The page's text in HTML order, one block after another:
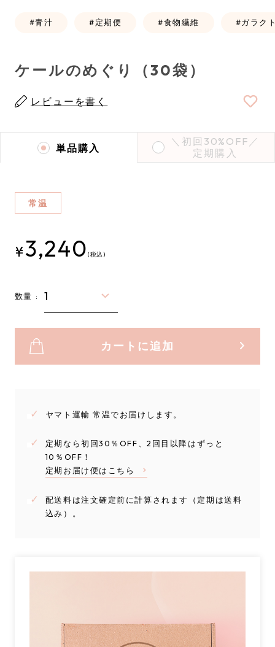
青汁 定期便 食物繊維 ガラク
ケールのめぐり（30袋）
レビューを書く
単品購入
＼初回30%OFF／
定期購入
常温
3,240 (税込)
数量 :
カートに追加
ヤマト運輸 常温でお届けします。
定期なら初回30％OFF、2回目以降はずっと
10％OFF！
定期お届け便はこちら
配送料は注文確定前に計算されます（定期は送料
込み）。